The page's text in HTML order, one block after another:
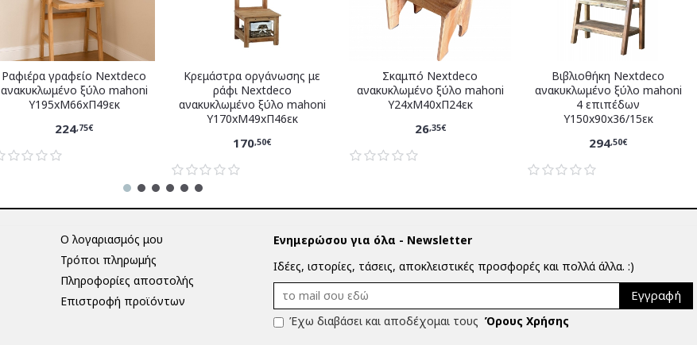
Ραφιέρα γραφείο Nextdeco
ανακυκλωμένο ξύλο mahoni
Υ195xM66xΠ49εκ
224,75€
Κρεμάστρα οργάνωσης με
ράφι Nextdeco
ανακυκλωμένο ξύλο mahoni
Υ170xM49xΠ46εκ
170,50€
Σκαμπό Nextdeco
ανακυκλωμένο ξύλο mahoni
Υ24xM40xΠ24εκ
26,35€
Βιβλιοθήκη Nextdeco
ανακυκλωμένο ξύλο mahoni
4 επιπέδων
Υ150x90x36/15εκ
294,50€
Ο λογαριασμός μου
Τρόποι πληρωμής
Πληροφορίες αποστολής
Επιστροφή προϊόντων
Ενημερώσου για όλα - Newsletter
Ιδέες, ιστορίες, τάσεις, αποκλειστικές προσφορές και πολλά άλλα. :)
Εγγραφή
Έχω διαβάσει και αποδέχομαι τους Όρους Χρήσης